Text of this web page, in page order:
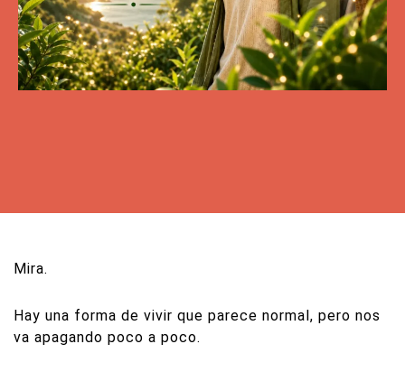
Mira.
Hay una forma de vivir que parece normal, pero nos
va apagando poco a poco.